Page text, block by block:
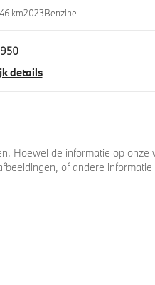
km2023Benzine
details
Hoewel de informatie op
of andere